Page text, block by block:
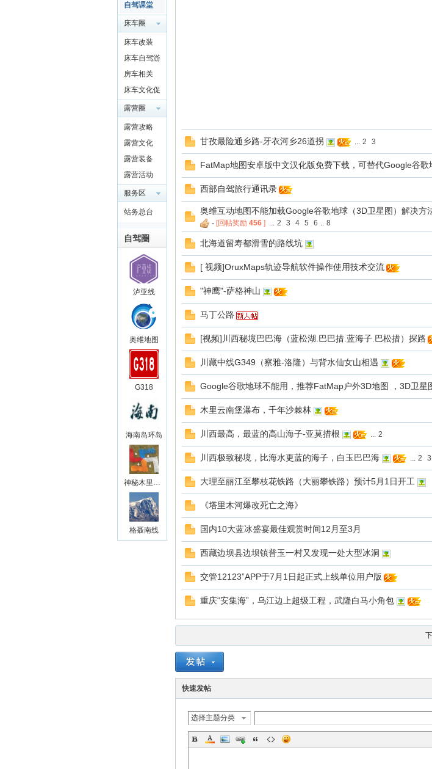
自驾课堂
床车圈
QQ群
4697975
91
床车改装
床车自驾游
房车相关
床车文化促
进交流
露营圈
露营攻略
露营文化
露营装备
露营活动
服务区
站务总台
自驾圈
泸亚线
奥维地图
G318
海南岛环岛
神秘木里王国
格聂南线
甘孜最险通乡路-牙衣河乡26道拐 ... 2 3
FatMap地图安卓版中文汉化版免费下载，可替代Google谷歌
西部自驾旅行通讯录
奥维互动地图不能加载Google谷歌地球（3D卫星图）解决方
- [回帖奖励 456 ] ... 2 3 4 5 6 .. 8
北海道留寿都滑雪的路线坑
[ 视频]OruxMaps轨迹导航软件操作使用技术交流
"神鹰"-萨格神山
马丁公路
[视频]川西秘境巴巴海（蓝松湖.巴巴措.蓝海子.巴松措）探路
川藏中线G349（察雅-洛隆）与背水仙女山相遇
Google谷歌地球不能用，推荐FatMap户外3D地图 ，3D卫星
木里云南堡瀑布，千年沙棘林
川西最高，最蓝的高山海子-亚莫措根 ... 2
川西极致秘境，比海水更蓝的海子，白玉巴巴海 ... 2 3
大理至丽江至攀枝花铁路（大丽攀铁路）预计5月1日开工
《塔里木河爆改死亡之海》
国内10大蓝冰盛宴最佳观赏时间12月至3月
西藏边坝县边坝镇普玉一村又发现一处大型冰洞
交管12123”APP于7月1日起正式上线单位用户版
重庆“安集海”，乌江边上超级工程，武隆白马小角包
快速发帖
选择主题分类